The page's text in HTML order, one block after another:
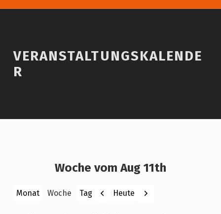
VERANSTALTUNGSKALENDE
R
Woche vom Aug 11th
Monat Woche Tag Zurück
Heute Weiter